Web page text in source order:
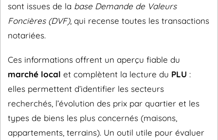
sont issues de la base Demande de Valeurs
Foncières (DVF), qui recense toutes les transactions
notariées.
Ces informations offrent un aperçu fiable du
marché local et complètent la lecture du PLU :
elles permettent d’identifier les secteurs
recherchés, l’évolution des prix par quartier et les
types de biens les plus concernés (maisons,
appartements, terrains). Un outil utile pour évaluer